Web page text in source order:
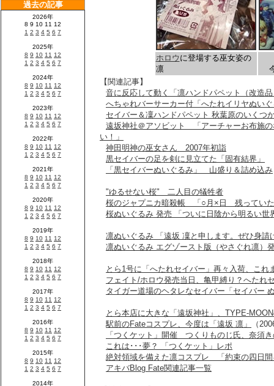
ホロウ に登場する巫女姿の
凛
【関連記事】
音に反応して動く「凛ハンドパペット（改造
へちゃれバーサーカー付「へたれイリヤぬい
セイバー＆凜ハンドパペット 秋葉原のいくつ
遠坂神社＠アソビット 「アーチャーお布施
い！」
神田明神の巫女さん 2007年初詣
黒セイバーの足を剣に見立てた「固有結界」
「黒セイバーぬいぐるみ」 山盛り＆詰め込み
"ゆるせない桜" 二人目の犠牲者
桜のジャプニカ暗殺帳 「○月×日 残っていた
桜ぬいぐるみ 発売 「ついに日陰から明るい世
凛ぬいぐるみ 「遠坂 凜と申します。ぜひ身請
凛ぬいぐるみ エグゾースト版（やさぐれ凛）
とら1号に「へたれセイバー」再々入荷、これ
フェイト/ホロウ発売当日、亀甲縛り？へたれ
タイガー道場のヘタレなセイバー「セイバー
とら本店に大きな「遠坂神社」、TYPE-
駅前のFateコスプレ、今度は「遠坂 凛」
（
「つくケット」開催 つくりものじ氏、奈須
これは･･･夢？ 「つくケット」レポ
絶対領域を備えた凛コスプレ 「約束の四日間
アキバBlog Fate関連記事一覧